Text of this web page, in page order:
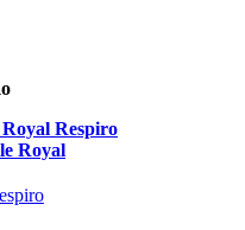
Royal Respiro